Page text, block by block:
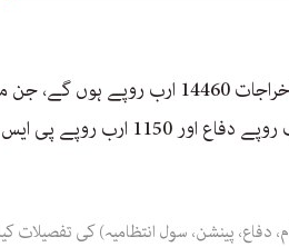
آئندہ مالی سال کے دوران وفاقی حکومت کے کل اخراجات 14460 ارب روپے ہوں
سے 7303 ارب روپے قرضہ جات پر سود، 1804 ارب روپے دفاع اور 1150
پینشن، سول انتظامیہ) کی تفصیلات کیا